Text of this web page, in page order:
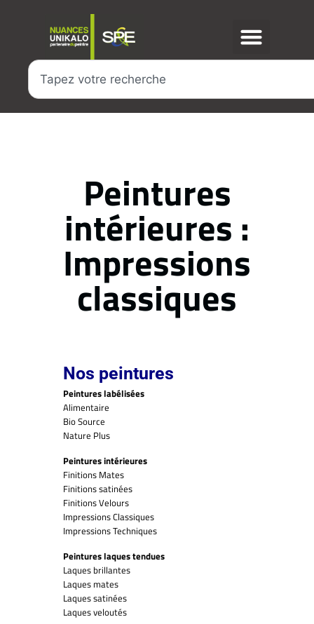
Peintures
intérieures :
Impressions
classiques
Nos peintures
Peintures labélisées
Alimentaire
Bio Source
Nature Plus
Peintures intérieures
Finitions Mates
Finitions satinées
Finitions Velours
Impressions Classiques
Impressions Techniques
Peintures laques tendues
Laques brillantes
Laques mates
Laques satinées
Laques veloutés